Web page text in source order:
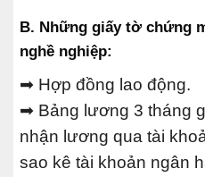
B. Những giấy tờ chứng
nghề nghiệp:
➡ Hợp đồng lao động.
➡ Bảng lương 3 tháng
nhận lương qua tài
sao kê tài khoản ngân